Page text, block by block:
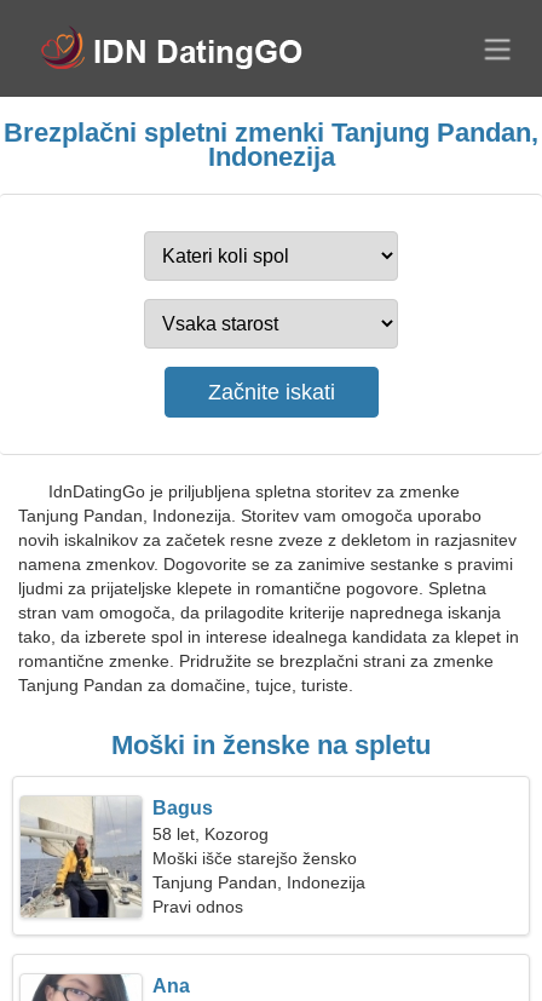
Brezplačni spletni zmenki Tanjung Pandan,
Indonezija
IdnDatingGo je priljubljena spletna storitev za zmenke
Tanjung Pandan, Indonezija. Storitev vam omogoča uporabo
novih iskalnikov za začetek resne zveze z dekletom in razjasnitev
namena zmenkov. Dogovorite se za zanimive sestanke s pravimi
ljudmi za prijateljske klepete in romantične pogovore. Spletna
stran vam omogoča, da prilagodite kriterije naprednega iskanja
tako, da izberete spol in interese idealnega kandidata za klepet in
romantične zmenke. Pridružite se brezplačni strani za zmenke
Tanjung Pandan za domačine, tujce, turiste.
Moški in ženske na spletu
Bagus
58 let, Kozorog
Moški išče starejšo žensko
Tanjung Pandan, Indonezija
Pravi odnos
Ana